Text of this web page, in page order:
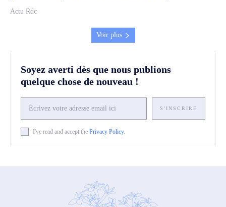
Actu Rdc
Voir plus
Soyez averti dès que nous publions
quelque chose de nouveau !
S'INSCRIRE
I've read and accept the Privacy Policy.